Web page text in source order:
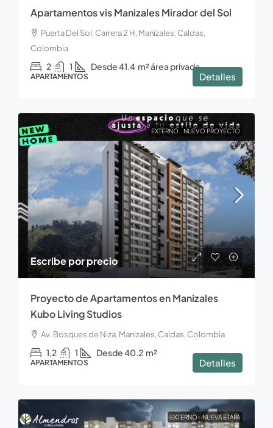
Apartamentos vis Manizales Mirador del Sol
Puerta Del Sol, Carrera 2 H, Manizales, Caldas,
Colombia
2 1 Desde 41.4 m² área privada
APARTAMENTOS Detalles
EXTERNO NUEVO PROYECTO
Escribe por precio
Proyecto de Apartamentos en Manizales
Kubo Living Studios
Av. Bosques de Niza, Manizales, Caldas, Colombia
1,2 1 Desde 40.2 m²
APARTAMENTOS Detalles
EXTERNO NUEVA ETAPA